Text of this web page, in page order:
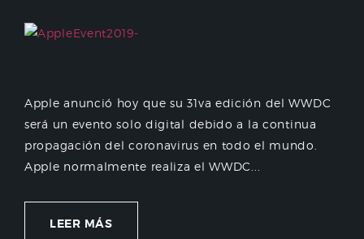
Apple anunció hoy que su 31va edición del WWDC
será un evento solo digital debido a la continua
propagación del coronavirus en todo el mundo.
Apple normalmente realiza el WWDC...
LEER MÁS